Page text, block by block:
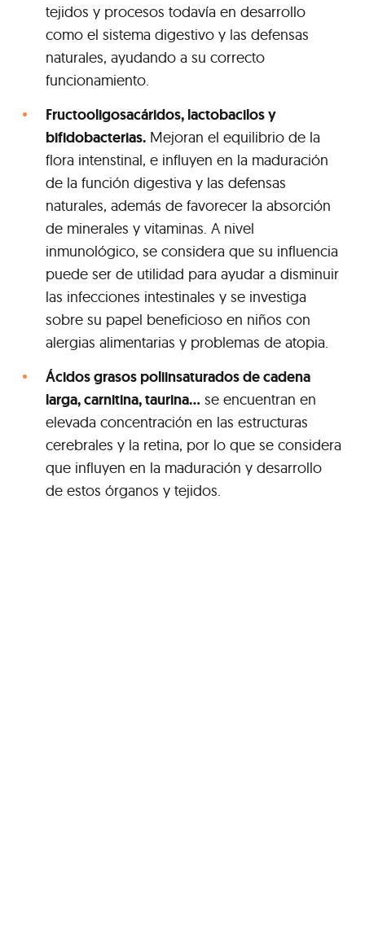
tejidos y procesos todavía en desarrollo
como el sistema digestivo y las defensas
naturales, ayudando a su correcto
funcionamiento.
Fructooligosacáridos, lactobacilos y
bifidobacterias. Mejoran el equilibrio de la
flora intenstinal, e influyen en la maduración
de la función digestiva y las defensas
naturales, además de favorecer la absorción
de minerales y vitaminas. A nivel
inmunológico, se considera que su influencia
puede ser de utilidad para ayudar a disminuir
las infecciones intestinales y se investiga
sobre su papel beneficioso en niños con
alergias alimentarias y problemas de atopia.
Ácidos grasos poliinsaturados de cadena
larga, carnitina, taurina... se encuentran en
elevada concentración en las estructuras
cerebrales y la retina, por lo que se considera
que influyen en la maduración y desarrollo
de estos órganos y tejidos.